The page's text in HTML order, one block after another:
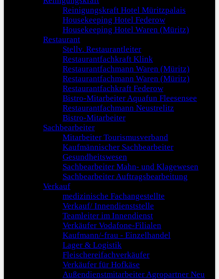
Reinigungskraft Hotel Müritzpalais
Housekeeping Hotel Federow
Housekeeping Hotel Waren (Müritz)
Restaurant
Stellv. Restaurantleiter
Restaurantfachkraft Klink
Restaurantfachmann Waren (Müritz)
Restaurantfachmann Waren (Müritz)
Restaurantfachkraft Federow
Bistro-Mitarbeiter Aquafun Fleesensee
Restaurantfachmann Neustrelitz
Bistro-Mitarbeiter
Sachbearbeiter
Mitarbeiter Tourismusverband
Kaufmännischer Sachbearbeiter
Gesundheitswesen
Sachbearbeiter Mahn- und Klagewesen
Sachbearbeiter Auftragsbearbeitung
Verkauf
medizinische Fachangestellte
Verkauf/ Innendienststelle
Teamleiter im Innendienst
Verkäufer Vodafone-Filialen
Kaufmann/-frau - Einzelhandel
Lager & Logistik
Fleischereifachverkäufer
Verkäufer für Hofkäse
Außendienstmitarbeiter Agropartner Neu